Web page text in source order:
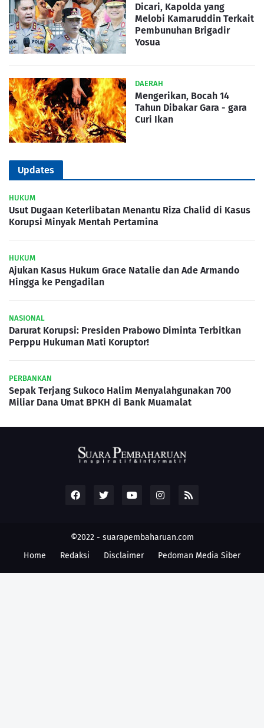
Dicari, Kapolda yang
Melobi Kamaruddin Terkait
Pembunuhan Brigadir
Yosua
DAERAH
Mengerikan, Bocah 14
Tahun Dibakar Gara - gara
Curi Ikan
Updates
HUKUM
Usut Dugaan Keterlibatan Menantu Riza Chalid di Kasus
Korupsi Minyak Mentah Pertamina
HUKUM
Ajukan Kasus Hukum Grace Natalie dan Ade Armando
Hingga ke Pengadilan
NASIONAL
Darurat Korupsi: Presiden Prabowo Diminta Terbitkan
Perppu Hukuman Mati Koruptor!
PERBANKAN
Sepak Terjang Sukoco Halim Menyalahgunakan 700
Miliar Dana Umat BPKH di Bank Muamalat
©2022 - suarapembaharuan.com
Home
Redaksi Disclaimer Pedoman Media Siber